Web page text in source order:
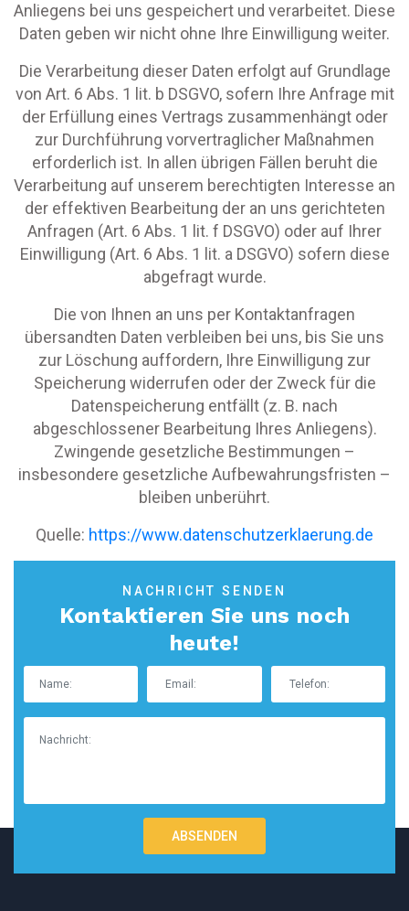
Anliegens bei uns gespeichert und verarbeitet. Diese
Daten geben wir nicht ohne Ihre Einwilligung weiter.
Die Verarbeitung dieser Daten erfolgt auf Grundlage
von Art. 6 Abs. 1 lit. b DSGVO, sofern Ihre Anfrage mit
der Erfüllung eines Vertrags zusammenhängt oder
zur Durchführung vorvertraglicher Maßnahmen
erforderlich ist. In allen übrigen Fällen beruht die
Verarbeitung auf unserem berechtigten Interesse an
der effektiven Bearbeitung der an uns gerichteten
Anfragen (Art. 6 Abs. 1 lit. f DSGVO) oder auf Ihrer
Einwilligung (Art. 6 Abs. 1 lit. a DSGVO) sofern diese
abgefragt wurde.
Die von Ihnen an uns per Kontaktanfragen
übersandten Daten verbleiben bei uns, bis Sie uns
zur Löschung auffordern, Ihre Einwilligung zur
Speicherung widerrufen oder der Zweck für die
Datenspeicherung entfällt (z. B. nach
abgeschlossener Bearbeitung Ihres Anliegens).
Zwingende gesetzliche Bestimmungen –
insbesondere gesetzliche Aufbewahrungsfristen –
bleiben unberührt.
Quelle: https://www.datenschutzerklaerung.de
NACHRICHT SENDEN
Kontaktieren Sie uns noch
heute!
ABSENDEN